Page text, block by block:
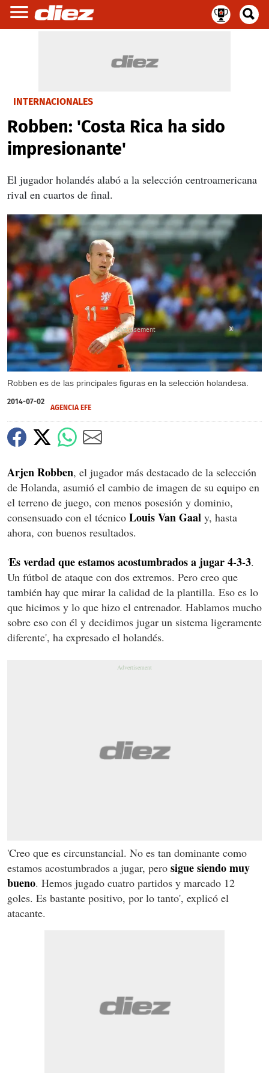
INTERNACIONALES
Robben: 'Costa Rica ha sido
impresionante'
El jugador holandés alabó a la selección centroamericana
rival en cuartos de final.
Robben es de las principales figuras en la selección holandesa.
X
2014-07-02
AGENCIA EFE
Arjen Robben, el jugador más destacado de la selección
de Holanda, asumió el cambio de imagen de su equipo en
el terreno de juego, con menos posesión y dominio,
consensuado con el técnico Louis Van Gaal y, hasta
ahora, con buenos resultados.
'Es verdad que estamos acostumbrados a jugar 4-3-3.
Un fútbol de ataque con dos extremos. Pero creo que
también hay que mirar la calidad de la plantilla. Eso es lo
que hicimos y lo que hizo el entrenador. Hablamos mucho
sobre eso con él y decidimos jugar un sistema ligeramente
diferente', ha expresado el holandés.
'Creo que es circunstancial. No es tan dominante como
estamos acostumbrados a jugar, pero sigue siendo muy
bueno. Hemos jugado cuatro partidos y marcado 12
goles. Es bastante positivo, por lo tanto', explicó el
atacante.